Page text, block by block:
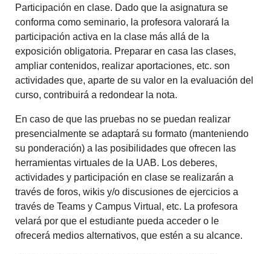
Participación en clase. Dado que la asignatura se
conforma como seminario, la profesora valorará la
participación activa en la clase más allá de la
exposición obligatoria. Preparar en casa las clases,
ampliar contenidos, realizar aportaciones, etc. son
actividades que, aparte de su valor en la evaluación del
curso, contribuirá a redondear la nota.
En caso de que las pruebas no se puedan realizar
presencialmente se adaptará su formato (manteniendo
su ponderación) a las posibilidades que ofrecen las
herramientas virtuales de la UAB. Los deberes,
actividades y participación en clase se realizarán a
través de foros, wikis y/o discusiones de ejercicios a
través de Teams y Campus Virtual, etc. La profesora
velará por que el estudiante pueda acceder o le
ofrecerá medios alternativos, que estén a su alcance.